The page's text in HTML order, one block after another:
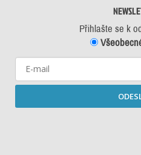
Přihlašte se k